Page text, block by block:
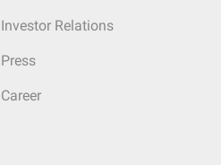
Investor Relations
Press
Career